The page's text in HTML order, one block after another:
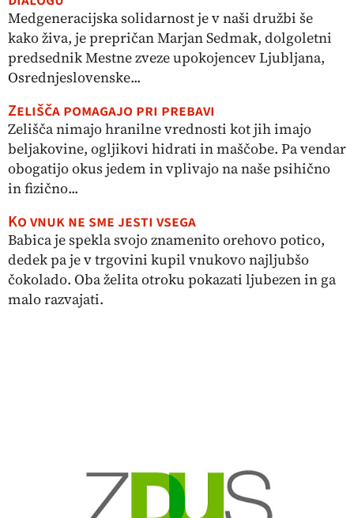
Medgeneracijska solidarnost je v naši družbi še
kako živa, je prepričan Marjan Sedmak, dolgoletni
predsednik Mestne zveze upokojencev Ljubljana,
Osrednjeslovenske...
Zelišča pomagajo pri prebavi
Zelišča nimajo hranilne vrednosti kot jih imajo
beljakovine, ogljikovi hidrati in maščobe. Pa vendar
obogatijo okus jedem in vplivajo na naše psihično
in fizično...
Ko vnuk ne sme jesti vsega
Babica je spekla svojo znamenito orehovo potico,
dedek pa je v trgovini kupil vnukovo najljubšo
čokolado. Oba želita otroku pokazati ljubezen in ga
malo razvajati.